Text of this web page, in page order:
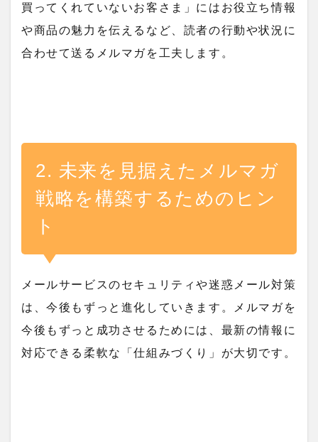
買ってくれていないお客さま」にはお役立ち情報
や商品の魅力を伝えるなど、読者の行動や状況に
合わせて送るメルマガを工夫します。
2. 未来を見据えたメルマガ
戦略を構築するためのヒン
ト
メールサービスのセキュリティや迷惑メール対策
は、今後もずっと進化していきます。メルマガを
今後もずっと成功させるためには、最新の情報に
対応できる柔軟な「仕組みづくり」が大切です。